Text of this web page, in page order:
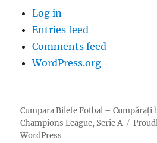
Log in
Entries feed
Comments feed
WordPress.org
Cumpara Bilete Fotbal – Cumpărați
Champions League, Serie A
WordPress